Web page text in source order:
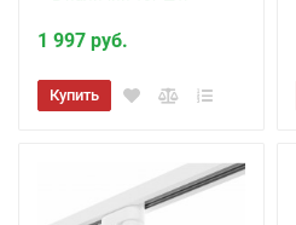
1 997 руб.
Купить